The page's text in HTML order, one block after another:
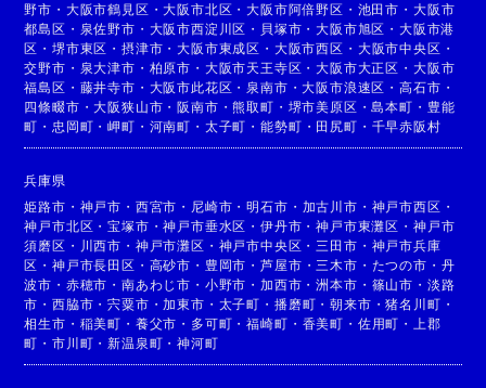
野市 ・ 大阪市鶴見区 ・大阪市北区 ・大阪市阿倍野区 ・ 池田市 ・ 大阪市
都島区 ・ 泉佐野市 ・ 大阪市西淀川区 ・ 貝塚市 ・大阪市旭区 ・大阪市港
区 ・堺市東区 ・摂津市 ・大阪市東成区 ・ 大阪市西区 ・ 大阪市中央区 ・
交野市 ・ 泉大津市 ・ 柏原市 ・ 大阪市天王寺区 ・大阪市大正区 ・ 大阪市
福島区 ・ 藤井寺市 ・ 大阪市此花区 ・ 泉南市 ・大阪市浪速区 ・高石市 ・
四條畷市 ・大阪狭山市 ・阪南市 ・熊取町 ・ 堺市美原区 ・島本町 ・ 豊能
町 ・ 忠岡町 ・岬町 ・ 河南町 ・ 太子町 ・能勢町 ・ 田尻町 ・ 千早赤阪村
兵庫県
姫路市 ・ 神戸市 ・ 西宮市 ・ 尼崎市 ・明石市 ・ 加古川市 ・ 神戸市西区 ・
神戸市北区 ・宝塚市 ・神戸市垂水区 ・伊丹市 ・神戸市東灘区 ・ 神戸市
須磨区 ・ 川西市 ・ 神戸市灘区 ・ 神戸市中央区 ・ 三田市 ・ 神戸市兵庫
区 ・神戸市長田区 ・ 高砂市 ・ 豊岡市 ・芦屋市 ・ 三木市 ・ たつの市 ・ 丹
波市 ・ 赤穂市 ・南あわじ市 ・ 小野市 ・加西市 ・洲本市 ・ 篠山市 ・ 淡路
市 ・西脇市 ・宍粟市 ・加東市 ・ 太子町 ・ 播磨町 ・朝来市 ・猪名川町 ・
相生市 ・ 稲美町 ・ 養父市 ・ 多可町 ・福崎町 ・ 香美町 ・ 佐用町 ・
上郡
町 ・市川町 ・新温泉町 ・神河町